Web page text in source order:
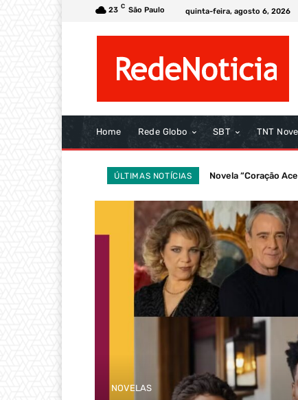
23 C São Paulo quinta-feira, agosto 6, 2026
Home Rede Globo SBT TNT
ÚLTIMAS NOTÍCIAS Novela “Coração
Novela “A
NOVELAS